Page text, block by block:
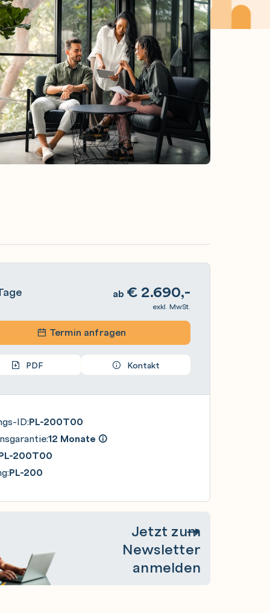
ab € 2.690,-
exkl. MwSt.
Termin anfragen
PDF Kontakt
ID:PL-200T00
12 Monate
200T00
PL-200
Jetzt zum
Newsletter
anmelden